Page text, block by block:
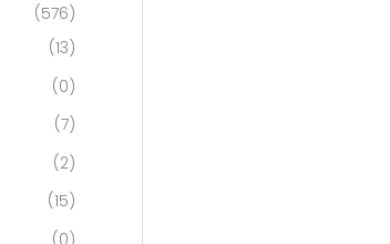
(576)
(13)
(0)
(7)
(2)
(15)
(0)